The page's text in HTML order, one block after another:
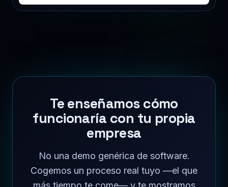
Te enseñamos cómo
funcionaría con tu propia
empresa
No una demo genérica de software.
Cogemos un proceso real tuyo —el que